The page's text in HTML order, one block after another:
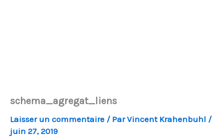
schema_agregat_liens
Laisser un commentaire / ParVincent Krahenbuhl /
juin 27, 2019